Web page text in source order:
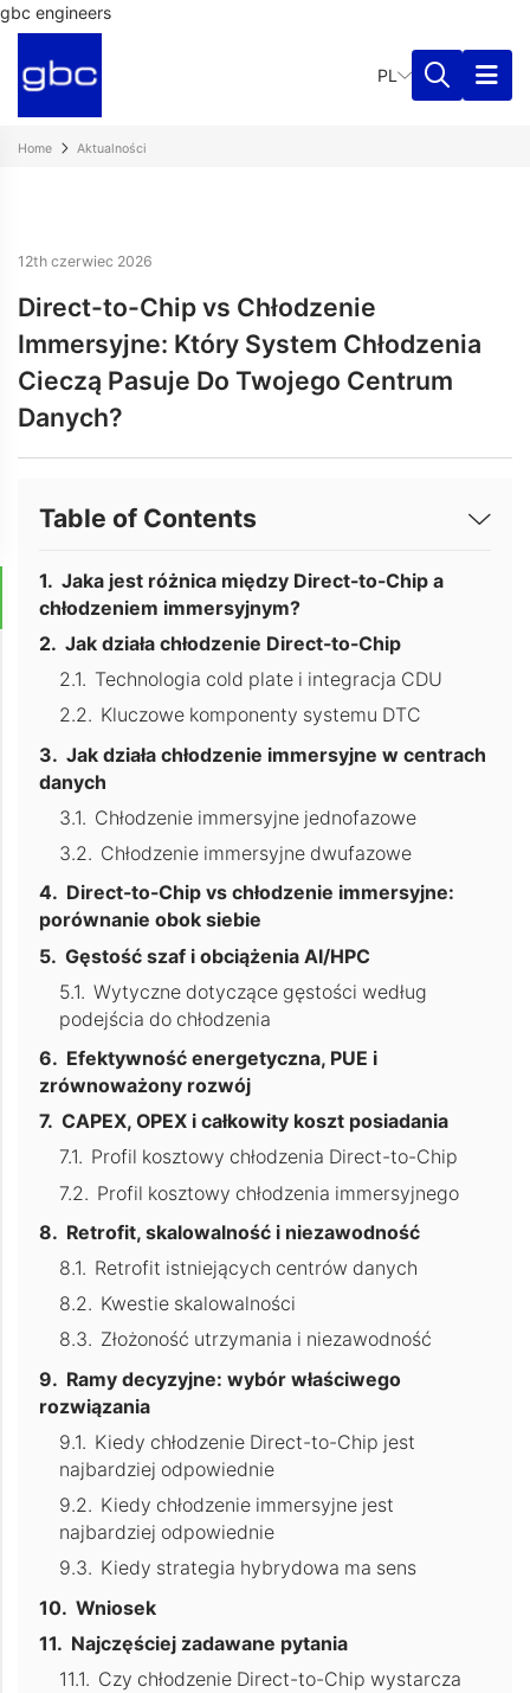
gbc engineers
PL
Home Aktualności
12th czerwiec 2026
Direct-to-Chip vs Chłodzenie
Immersyjne: Który System Chłodzenia
Cieczą Pasuje Do Twojego Centrum
Danych?
Table of Contents
Jaka jest różnica między Direct-to-Chip a
chłodzeniem immersyjnym?
Jak działa chłodzenie Direct-to-Chip
Technologia cold plate i integracja CDU
Kluczowe komponenty systemu DTC
Jak działa chłodzenie immersyjne w centrach
danych
Chłodzenie immersyjne jednofazowe
Chłodzenie immersyjne dwufazowe
Direct-to-Chip vs chłodzenie immersyjne:
porównanie obok siebie
Gęstość szaf i obciążenia AI/HPC
Wytyczne dotyczące gęstości według
podejścia do chłodzenia
Efektywność energetyczna, PUE i
zrównoważony rozwój
CAPEX, OPEX i całkowity koszt posiadania
Profil kosztowy chłodzenia Direct-to-Chip
Profil kosztowy chłodzenia immersyjnego
Retrofit, skalowalność i niezawodność
Retrofit istniejących centrów danych
Kwestie skalowalności
Złożoność utrzymania i niezawodność
Ramy decyzyjne: wybór właściwego
rozwiązania
Kiedy chłodzenie Direct-to-Chip jest
najbardziej odpowiednie
Kiedy chłodzenie immersyjne jest
najbardziej odpowiednie
Kiedy strategia hybrydowa ma sens
Wniosek
Najczęściej zadawane pytania
Czy chłodzenie Direct-to-Chip wystarcza